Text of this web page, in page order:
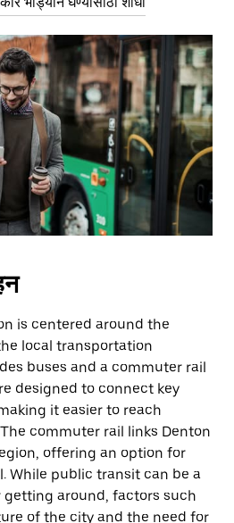
is centered around the
local transportation
buses and a commuter rail
designed to connect key
it easier to reach
commuter rail links Denton
offering an option for
While public transit can be a
around, factors such
of the city and the need for